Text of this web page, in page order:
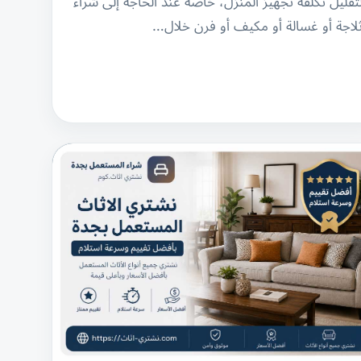
أو غسالة أو مكيف أو فرن خلال…